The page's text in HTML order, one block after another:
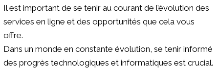
Il est important de se tenir au courant de l’évolution des
services en ligne et des opportunités que cela vous
offre.
Dans un monde en constante évolution, se tenir informé
des progrès technologiques et informatiques est crucial.